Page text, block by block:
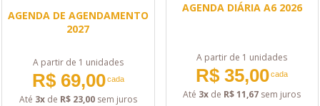
AGENDA DE AGENDAMENTO
2027
A partir de 1 unidades
R$ 69,00cada
Até 3xde R$ 23,00sem juros
AGENDA DIÁRIA A6 2026
A partir de 1 unidades
R$ 35,00cada
Até 3x de R$ 11,67 sem juros